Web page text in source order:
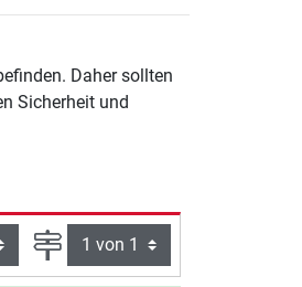
Daher sollten
Sicherheit und
Seite: Seite